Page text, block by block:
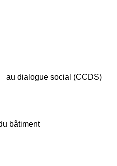
au dialogue social (CCDS)
bâtiment